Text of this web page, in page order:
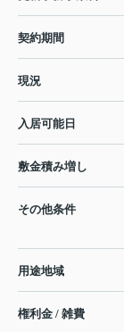
契約期間
現況
入居可能日
敷金積み増し
その他条件
用途地域
権利金 / 雑費